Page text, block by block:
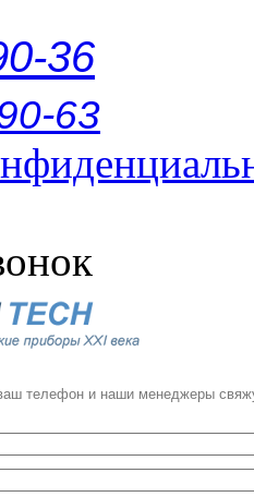
36
63
телефон и наши менеджеры